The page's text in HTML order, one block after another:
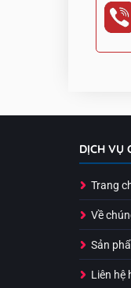
DỊCH VỤ
Trang
Về
Sản
Liên hệ